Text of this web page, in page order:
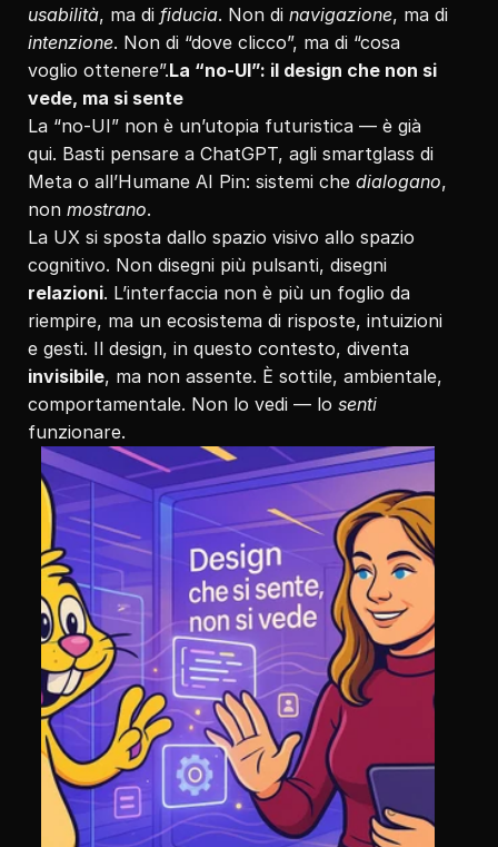
usabilità, ma di fiducia. Non di navigazione
intenzione. Non di “dove clicco”, ma di “cosa
voglio ottenere”.La “no-UI”: il design che non si
vede, ma si sente
La “no-UI” non è un’utopia futuristica — è già
qui. Basti pensare a ChatGPT, agli smartglass di
Meta o all’Humane AI Pin: sistemi che dialogano,
non mostrano.
La UX si sposta dallo spazio visivo allo spazio
relazioni. L’interfaccia non è più un foglio da
riempire, ma un ecosistema di risposte, intuizioni
invisibile, ma non assente. È sottile, ambientale,
comportamentale. Non lo vedi — lo senti
funzionare.